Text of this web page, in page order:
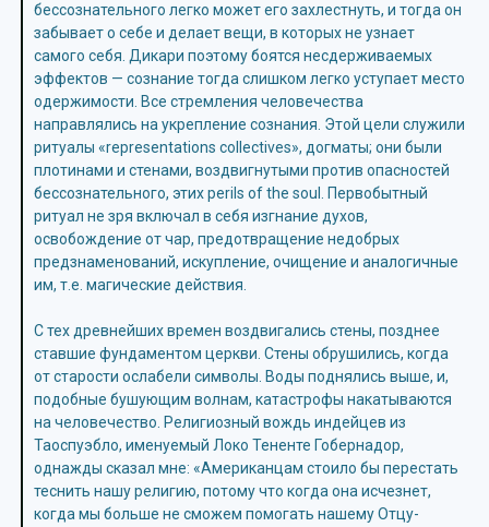
бессознательного легко может его захлестнуть, и тогда он
забывает о себе и делает вещи, в которых не узнает
самого себя. Дикари поэтому боятся несдерживаемых
эффектов — сознание тогда слишком легко уступает место
одержимости. Все стремления человечества
направлялись на укрепление сознания. Этой цели служили
ритуалы «representations collectives», догматы; они были
плотинами и стенами, воздвигнутыми против опасностей
бессознательного, этих perils of the soul. Первобытный
ритуал не зря включал в себя изгнание духов,
освобождение от чар, предотвращение недобрых
предзнаменований, искупление, очищение и аналогичные
им, т.е. магические действия.
С тех древнейших времен воздвигались стены, позднее
ставшие фундаментом церкви. Стены обрушились, когда
от старости ослабели символы. Воды поднялись выше, и,
подобные бушующим волнам, катастрофы накатываются
на человечество. Религиозный вождь индейцев из
Таоспуэбло, именуемый Локо Тененте Гобернадор,
однажды сказал мне: «Американцам стоило бы перестать
теснить нашу религию, потому что когда она исчезнет,
когда мы больше не сможем помогать нашему Отцу-